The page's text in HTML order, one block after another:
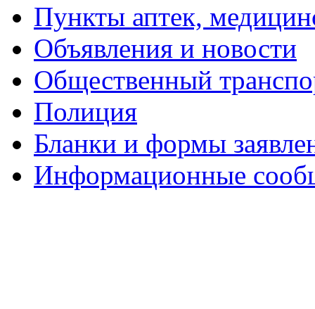
Пункты аптек,
Объявления и новости
Общественный
Полиция
Бланки и формы
Информационные